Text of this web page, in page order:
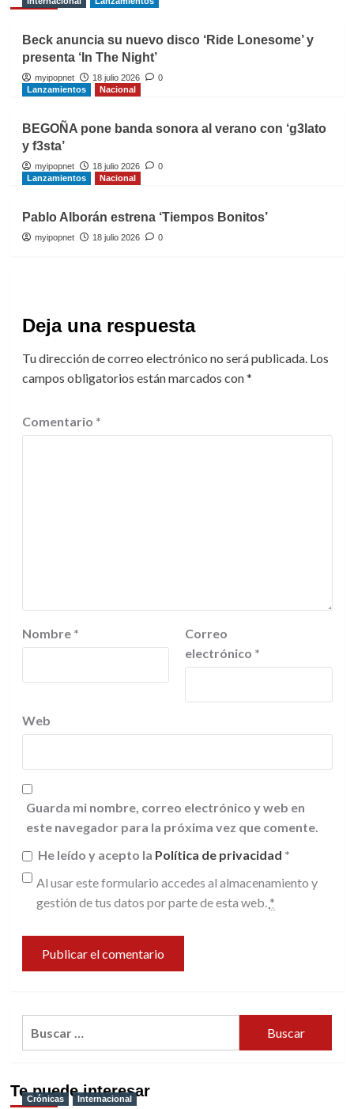
Beck anuncia su nuevo disco ‘Ride Lonesome’ y
presenta ‘In The Night’
myipopnet 18 julio 2026
0
Lanzamientos
Nacional
BEGOÑA pone banda sonora al verano con ‘g3lato
y f3sta’
myipopnet 18 julio 2026
0
Lanzamientos
Nacional
Pablo Alborán estrena ‘Tiempos Bonitos’
myipopnet 18 julio 2026 0
Deja una respuesta
Tu dirección de correo electrónico no será publicada. Los
campos obligatorios están marcados con*
Comentario *
Nombre *
Correo
electrónico *
Web
Guarda mi nombre, correo electrónico y web en
este navegador para la próxima vez que comente.
He leído y acepto la Política de privacidad *
Al usar este formulario accedes al almacenamiento y
gestión de tus datos por parte de esta web. *
Te puede interesar
Crónicas Internacional